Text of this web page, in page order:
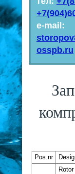
e-mail:
osspb.ru
Pos.nr
Rotor